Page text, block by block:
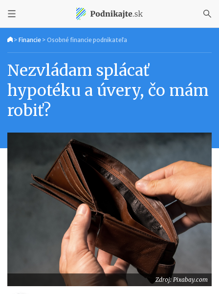
> Financie > Osobné financie podnikateľa
Nezvládam splácať
hypotéku a úvery, čo mám
robiť?
Zdroj: Pixabay.com